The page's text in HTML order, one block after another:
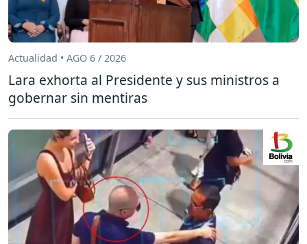
Actualidad • AGO 6 / 2026
Lara exhorta al Presidente y sus ministros a
gobernar sin mentiras